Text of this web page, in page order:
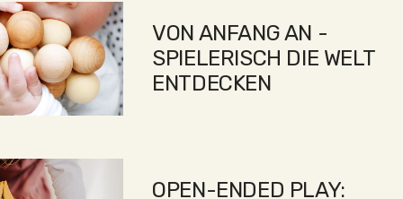
VON ANFANG AN -
SPIELERISCH DIE WELT
ENTDECKEN
OPEN-ENDED PLAY: